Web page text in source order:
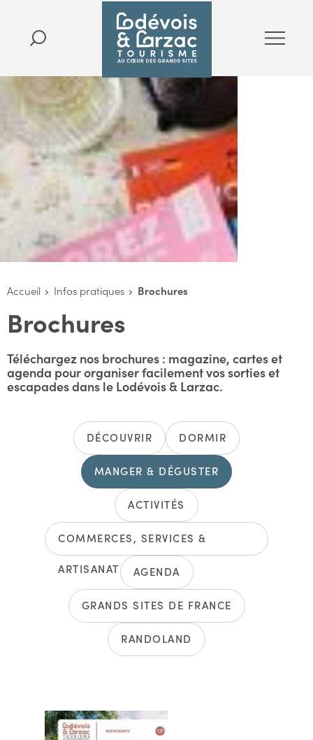
Accueil Infos pratiques Brochures
Brochures
Téléchargez nos brochures : magazine, cartes et
agenda pour organiser facilement vos sorties et
escapades dans le Lodévois & Larzac.
DÉCOUVRIR DORMIR
MANGER & DÉGUSTER
ACTIVITÉS
COMMERCES, SERVICES &
ARTISANAT AGENDA
GRANDS SITES DE FRANCE
RANDOLAND